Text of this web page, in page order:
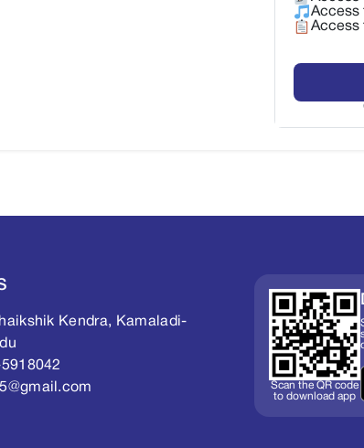
Access
Access
Kendra, Kamaladi-
Scan the QR code
to download app